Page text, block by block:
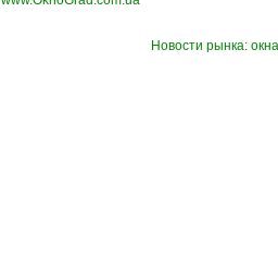
Новости рынка: